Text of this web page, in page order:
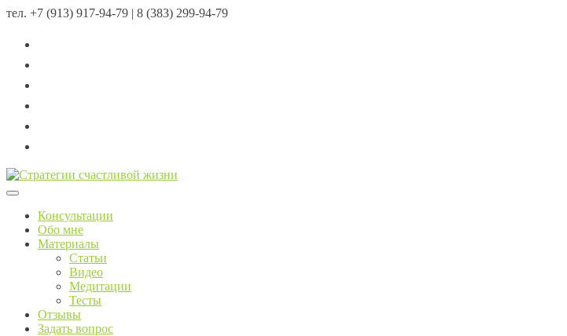
тел. +7 (913) 917-94-79 | 8 (383) 299-94-79
Menu
Консультации
Обо мне
Материалы
Статьи
Видео
Медитации
Тесты
Отзывы
Задать вопрос